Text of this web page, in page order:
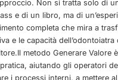
Non si tratta solo di
e di un libro, ma di
completa che mira a
e le capacità dell’odontoiatra
metodo Generare Valore
aiutando gli operatori
i processi interni, a mettere